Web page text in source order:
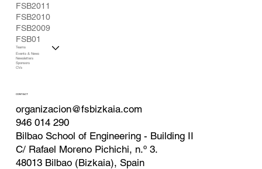
FSB2011
FSB2010
FSB2009
FSB01
Teams
Events & News
Newsletters
Sponsors
CVs
CONTACT
organizacion@fsbizkaia.com
946 014 290
Bilbao School of Engineering - Building II
C/ Rafael Moreno Pichichi, n.º 3.
48013 Bilbao (Bizkaia), Spain